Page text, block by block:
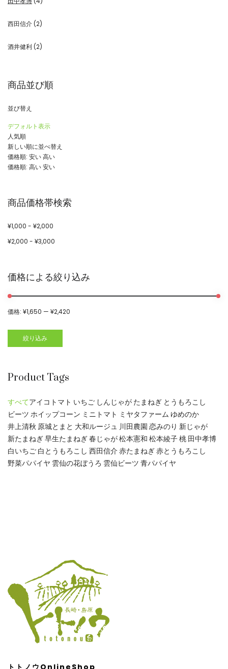
西田信介 (2)
酒井健利 (2)
商品並び順
並び替え
デフォルト表示
人気順
新しい順に並べ替え
価格順: 安い 高い
価格順: 高い 安い
商品価格帯検索
¥1,000 - ¥2,000
¥2,000 - ¥3,000
価格による絞り込み
絞り込み
価格: ¥1,650 — ¥2,420
Product Tags
すべてアイコトマト いちご しんじゃが たまねぎ とうもろこし
ビーツ ホイップコーン ミニトマト ミヤタファーム ゆめのか
井上清秋原城とまと 大和ルージュ 川田農園 恋みのり 新じゃが
新たまねぎ早生たまねぎ春じゃが松本憲和 松本綾子桃 田中孝博
白いちご 白とうもろこし 西田信介 赤たまねぎ赤とうもろこし
野菜パパイヤ 雲仙の花ぼうろ 雲仙ビーツ 青パパイヤ
トトノウOnlineShop